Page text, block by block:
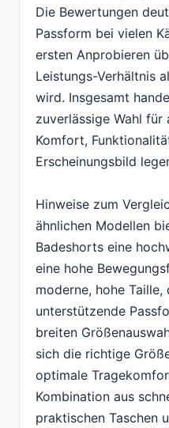
Die Bewertungen
Passform bei vielen
ersten Anprobieren
Leistungs-Verhältnis
wird. Insgesamt
zuverlässige Wahl für
Komfort,
Erscheinungsbild
Hinweise zum
ähnlichen Modellen
Badeshorts eine
eine hohe
moderne, hohe Taille,
unterstützende
breiten
sich die richtige
optimale
Kombination aus
praktischen Taschen